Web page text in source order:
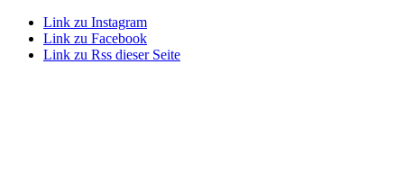
Link zu Instagram
Link zu Facebook
Link zu Rss dieser Seite